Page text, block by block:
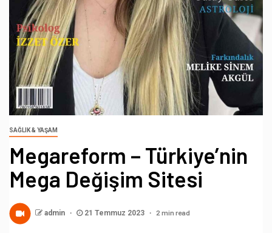
SAĞLIK & YAŞAM
Megareform – Türkiye’nin
Mega Değişim Sitesi
admin 21 Temmuz 2023 2 min read